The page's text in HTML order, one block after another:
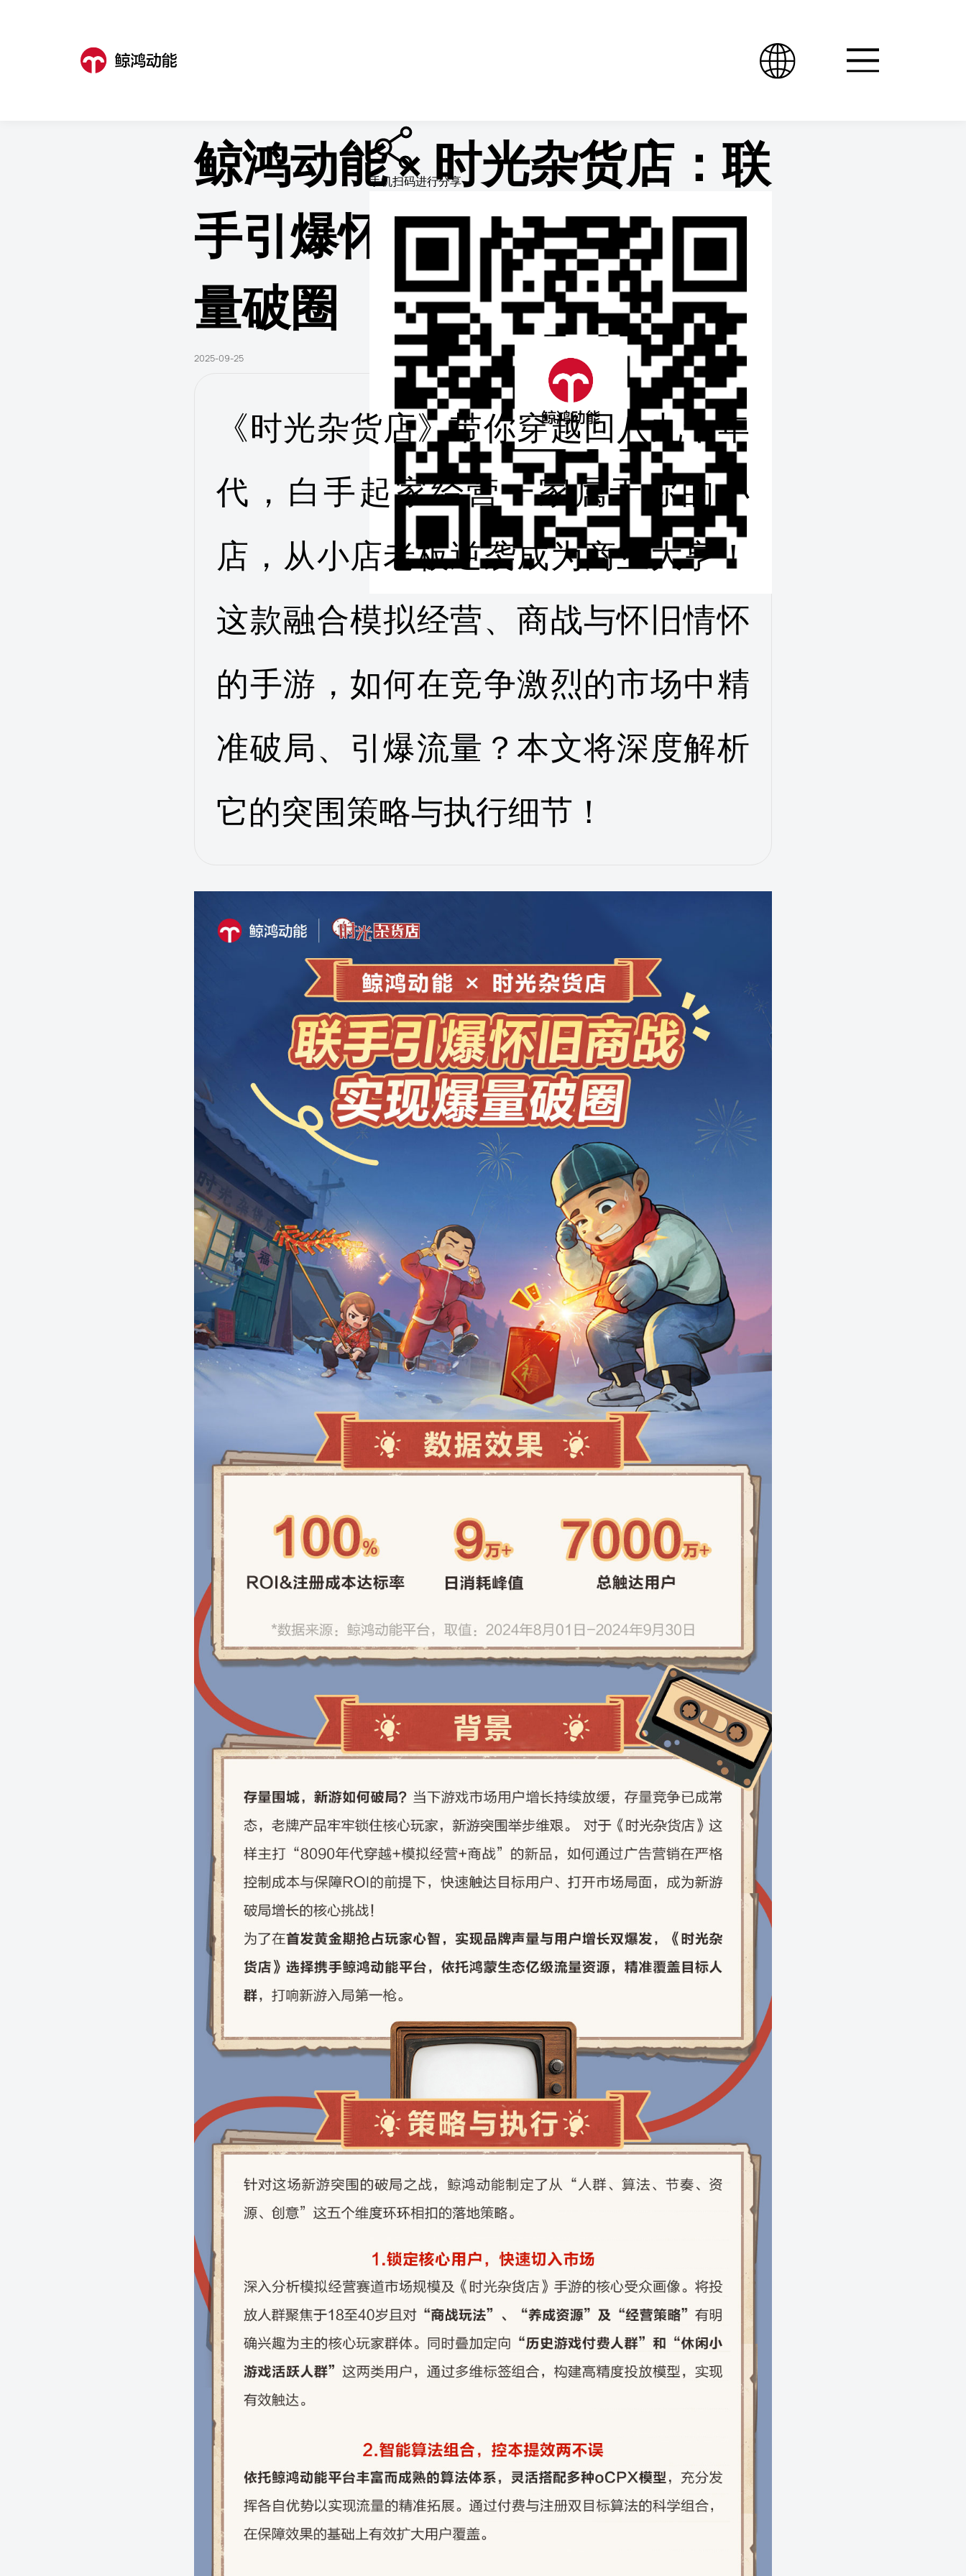
鲸鸿动能 × 时光杂货店：联
手引爆怀旧商战，实现爆
量破圈
2025-09-25
手机扫码进行分享
《时光杂货店》带你穿越回八九十年
代，白手起家经营一家属于你的小
店，从小店老板逆袭成为商业大亨！
这款融合模拟经营、商战与怀旧情怀
的手游，如何在竞争激烈的市场中精
准破局、引爆流量？本文将深度解析
它的突围策略与执行细节！